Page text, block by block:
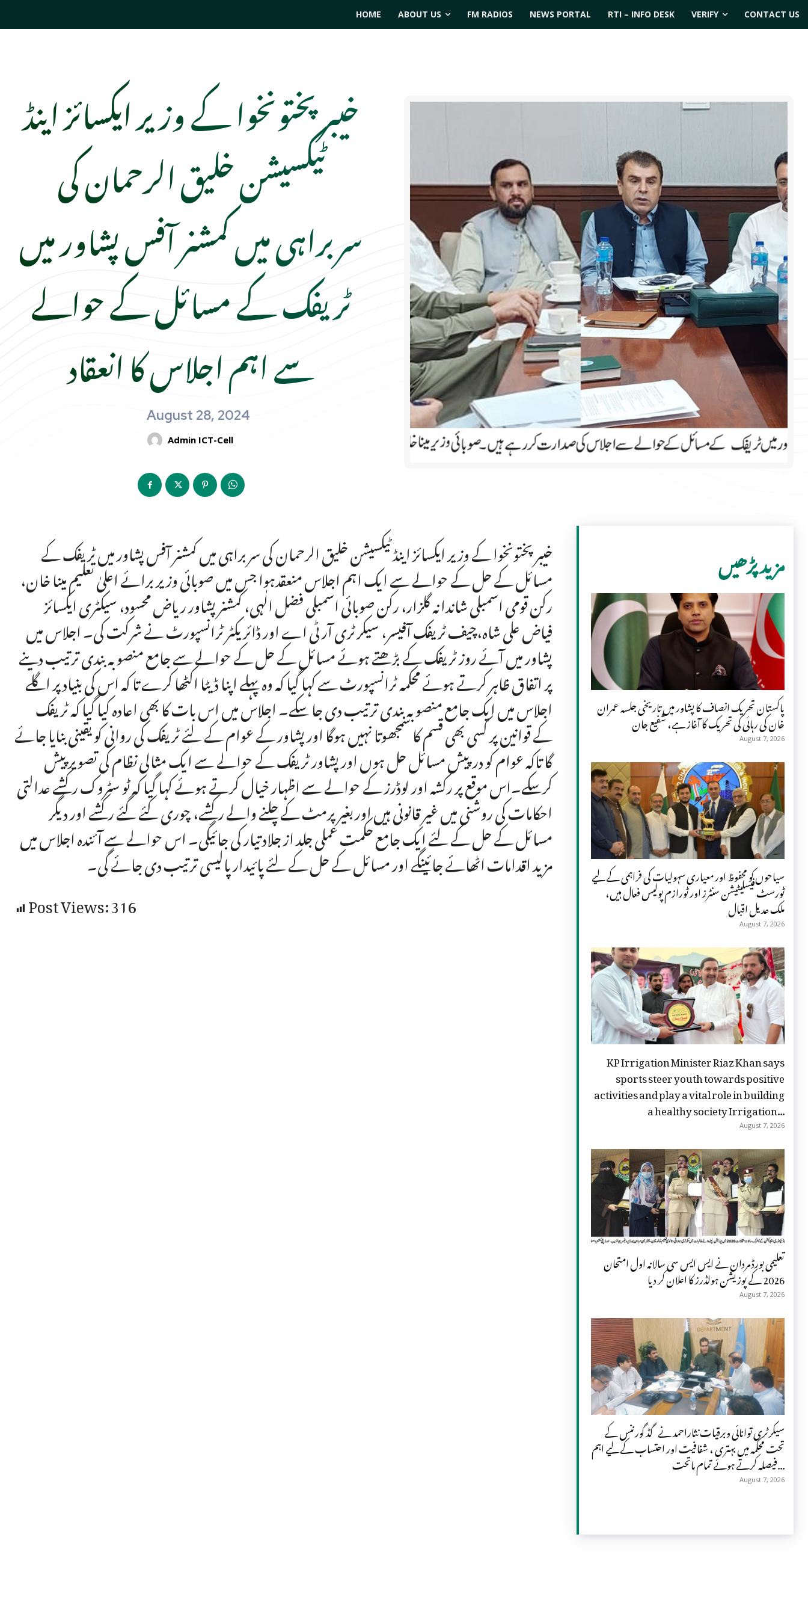
HOME ABOUT US FM RADIOS NEWS PORTAL RTI – INFO DESK VERIFY CONTACT US
خیبر پختونخوا کے وزیر ایکسائز اینڈ
ٹیکسیشن خلیق الرحمان کی
سربراہی میں کمشنر آفس پشاور میں
ٹریفک کے مسائل کے حوالے
سے اہم اجلاس کا انعقاد
August 28, 2024
Admin ICT-Cell
خیبر پختونخوا کے وزیر ایکسائز اینڈ ٹیکسیشن خلیق الرحمان کی سربراہی میں کمشنر آفس پشاور میں ٹریفک کے
مسائل کے حل کے حوالے سے ایک اہم اجلاس منعقدہوا جس میں صوبائی وزیر برائے اعلیٰ تعلیم مینا خان،
رکن قومی اسمبلی شاندانہ گلزار، رکن صوبائی اسمبلی فضل الٰہی، کمشنر پشاور ریاض محسود، سیکٹری ایکسائز
فیاض علی شاہ،چیف ٹریفک آفیسر، سیکرٹری آر ٹی اے اور ڈائریکٹر ٹرانسپورٹ نے شرکت کی۔ اجلاس میں
پشاور میں آئے روز ٹریفک کے بڑھتے ہوئے مسائل کے حل کے حوالے سے جامع منصوبہ بندی ترتیب دینے
پر اتفاق ظاہر کرتے ہوئے محکمہ ٹرانسپورٹ سے کہا گیا کہ وہ پہلے اپنا ڈیٹا اکٹھا کرے تا کہ اس کی بنیاد پر اگلے
اجلاس میں ایک جامع منصوبہ بندی ترتیب دی جا سکے۔ اجلاس میں اس بات کا بھی اعادہ کیا گیا کہ ٹریفک
کے قوانین پر کسی بھی قسم کا سمجھوتا نہیں ہوگا اور پشاور کے عوام کے لئے ٹریفک کی روانی کو یقینی بنایا جائے
گا تاکہ عوام کو درپیش مسائل حل ہوں اور پشاور ٹریفک کے حوالے سے ایک مثالی نظام کی تصویر پیش
کرسکے۔اس موقع پر رکشہ اور لوڈرز کے حوالے سے اظہار خیال کرتے ہوئے کہا گیا کہ ٹو سٹروک رکشے عدالتی
احکامات کی روشنی میں غیر قانونی ہیں اوربغیر پرمٹ کے چلنے والے رکشے، چوری کئے گئے رکشے اور دیگر
مسائل کے حل کے لئے ایک جامع حکمت عملی جلد از جلاد تیار کی جائیگی۔ اس حوالے سے آئندہ اجلاس میں
مزید اقدامات اٹھائے جائینگے اور مسائل کے حل کے لئے پائیدار پالیسی ترتیب دی جائے گی۔
Post Views:316
مزید پڑھیں
پاکستان تحریک انصاف کا پشاور میں تاریخی جلسہ عمران
خان کی رہائی کی تحریک کا آغاز ہے، شفیع جان
August 7, 2026
سیاحوں کو محفوظ اور معیاری سہولیات کی فراہمی کے لیے
ٹورسٹ فیسلیٹیشن سنٹرز اور ٹورازم پولیس فعال ہیں،
ملک عدیل اقبال
August 7, 2026
KP Irrigation Minister Riaz Khan says
sports steer youth towards positive
activities and play a vital role in building
a healthy society Irrigation...
August 7, 2026
تعلیمی بورڈ مردان نے ایس ایس سی سالانہ اول امتحان
2026 کے پوزیشن ہولڈرز کا اعلان کر دیا
August 7, 2026
سیکرٹری توانائی وبرقیات نثاراحمد نے گڈ گورننس کے
تحت محکمہ میں بہتری ، شفافیت اور احتساب کے لیے اہم
فیصلہ کرتے ہوئے تمام ماتحت...
August 7, 2026